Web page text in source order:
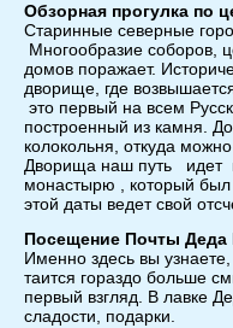
Обзорная прогулка по
Старинные северные
Многообразие соборов,
домов поражает.
дворище, где
это первый на всем
построенный из камня.
колокольня, откуда
Дворища наш путь идет
монастырю , который был
этой даты ведет свой
Посещение Почты Деда
Именно здесь вы
таится гораздо больше
первый взгляд. В лавке
сладости, подарки.